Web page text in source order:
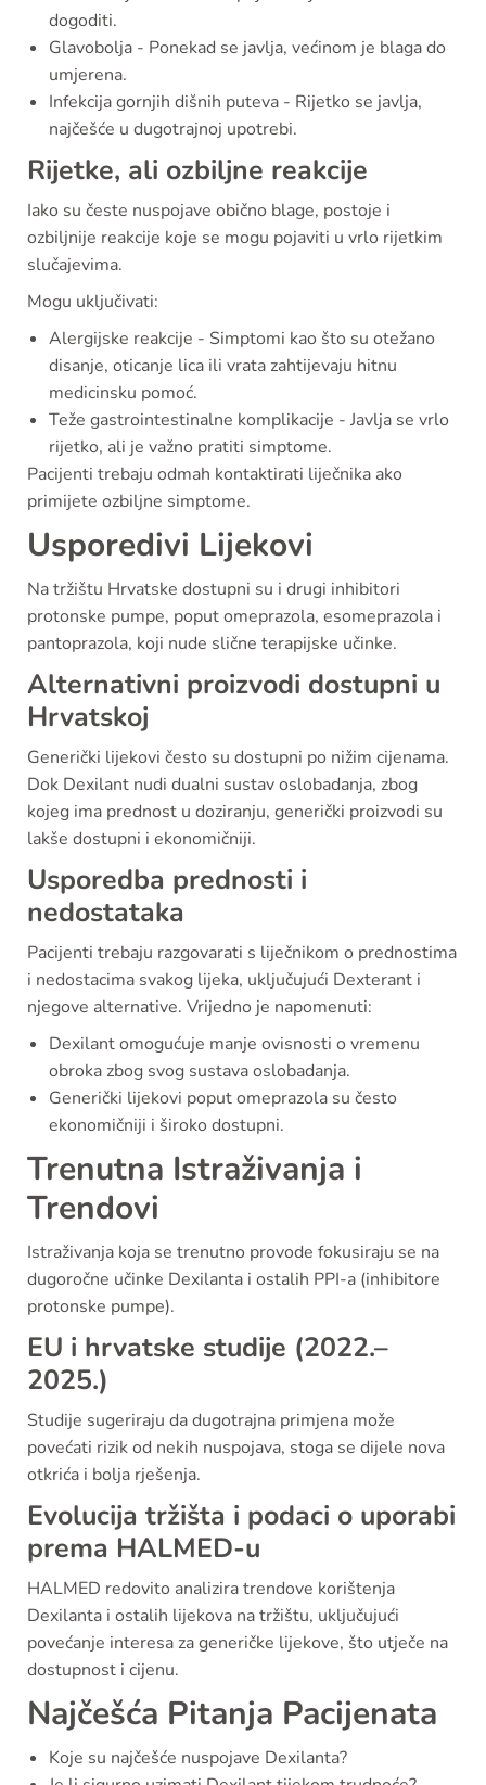
dogoditi.
Glavobolja - Ponekad se javlja, većinom je blaga do
umjerena.
Infekcija gornjih dišnih puteva - Rijetko se javlja,
najčešće u dugotrajnoj upotrebi.
Rijetke, ali ozbiljne reakcije
Iako su česte nuspojave obično blage, postoje i
ozbiljnije reakcije koje se mogu pojaviti u vrlo rijetkim
slučajevima.
Mogu uključivati:
Alergijske reakcije - Simptomi kao što su otežano
disanje, oticanje lica ili vrata zahtijevaju hitnu
medicinsku pomoć.
Teže gastrointestinalne komplikacije - Javlja se vrlo
rijetko, ali je važno pratiti simptome.
Pacijenti trebaju odmah kontaktirati liječnika ako
primijete ozbiljne simptome.
Usporedivi Lijekovi
Na tržištu Hrvatske dostupni su i drugi inhibitori
protonske pumpe, poput omeprazola, esomeprazola i
pantoprazola, koji nude slične terapijske učinke.
Alternativni proizvodi dostupni u
Hrvatskoj
Generički lijekovi često su dostupni po nižim cijenama.
Dok Dexilant nudi dualni sustav oslobadanja, zbog
kojeg ima prednost u doziranju, generički proizvodi su
lakše dostupni i ekonomičniji.
Usporedba prednosti i
nedostataka
Pacijenti trebaju razgovarati s liječnikom o prednostima
i nedostacima svakog lijeka, uključujući Dexterant i
njegove alternative. Vrijedno je napomenuti:
Dexilant omogućuje manje ovisnosti o vremenu
obroka zbog svog sustava oslobadanja.
Generički lijekovi poput omeprazola su često
ekonomičniji i široko dostupni.
Trenutna Istraživanja i
Trendovi
Istraživanja koja se trenutno provode fokusiraju se na
dugoročne učinke Dexilanta i ostalih PPI-a (inhibitore
protonske pumpe).
EU i hrvatske studije (2022.–
2025.)
Studije sugeriraju da dugotrajna primjena može
povećati rizik od nekih nuspojava, stoga se dijele nova
otkrića i bolja rješenja.
Evolucija tržišta i podaci o uporabi
prema HALMED-u
HALMED redovito analizira trendove korištenja
Dexilanta i ostalih lijekova na tržištu, uključujući
povećanje interesa za generičke lijekove, što utječe na
dostupnost i cijenu.
Najčešća Pitanja Pacijenata
Koje su najčešće nuspojave Dexilanta?